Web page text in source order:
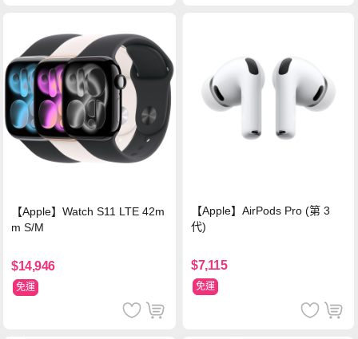
【Apple】Watch S11 LTE 42m
m S/M
$14,946
免運
【Apple】AirPods Pro (第 3
代)
$7,115
免運